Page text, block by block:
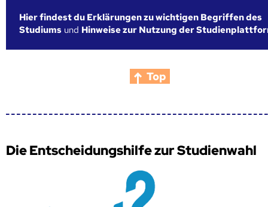
Hier findest du Erklärungen zu wichtigen Begriffen des
Studiums und Hinweise zur Nutzung der
Top
Die Entscheidungshilfe zur Studienwahl